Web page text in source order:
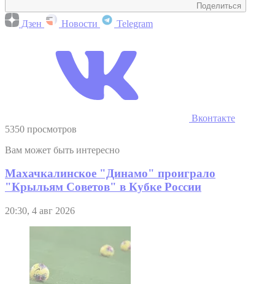
Поделиться
Дзен Новости Telegram
Вконтакте
5350 просмотров
Вам может быть интересно
Махачкалинское "Динамо" проиграло
"Крыльям Советов" в Кубке России
20:30, 4 авг 2026